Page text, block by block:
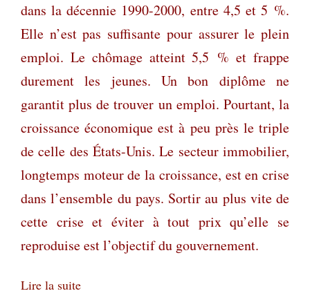
dans la décennie 1990-2000, entre 4,5 et 5 %.
Elle n’est pas suffisante pour assurer le plein
emploi. Le chômage atteint 5,5 % et frappe
durement les jeunes. Un bon diplôme ne
garantit plus de trouver un emploi. Pourtant, la
croissance économique est à peu près le triple
de celle des États-Unis. Le secteur immobilier,
longtemps moteur de la croissance, est en crise
dans l’ensemble du pays. Sortir au plus vite de
cette crise et éviter à tout prix qu’elle se
reproduise est l’objectif du gouvernement.
Lire la suite